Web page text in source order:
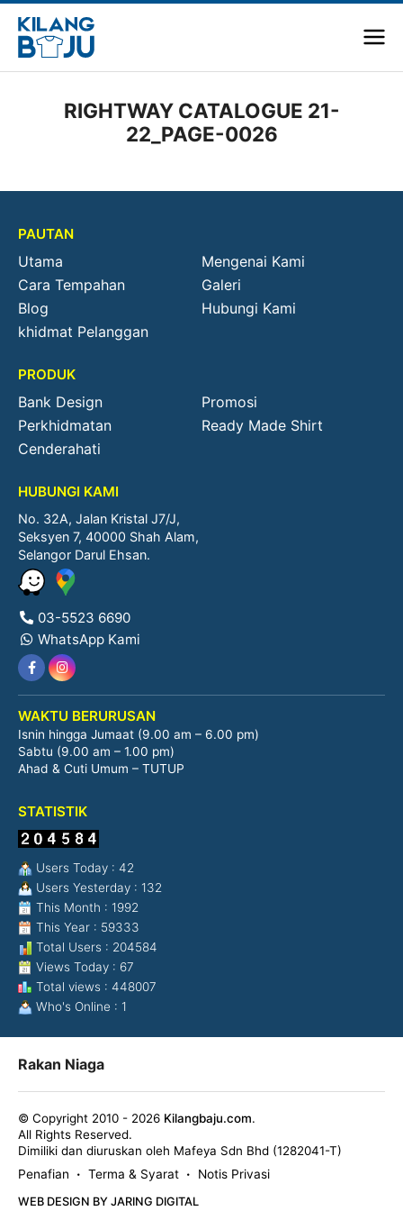
RIGHTWAY CATALOGUE 21-
22_PAGE-0026
PAUTAN
Utama
Mengenai Kami
Cara Tempahan
Galeri
Blog
Hubungi Kami
khidmat Pelanggan
PRODUK
Bank Design
Promosi
Perkhidmatan
Ready Made Shirt
Cenderahati
HUBUNGI KAMI
No. 32A, Jalan Kristal J7/J,
Seksyen 7, 40000 Shah Alam,
Selangor Darul Ehsan.
03-5523 6690
WhatsApp Kami
WAKTU BERURUSAN
Isnin hingga Jumaat (9.00 am – 6.00 pm)
Sabtu (9.00 am – 1.00 pm)
Ahad & Cuti Umum – TUTUP
STATISTIK
Users Today : 42
Users Yesterday : 132
This Month : 1992
This Year : 59333
Total Users : 204584
Views Today : 67
Total views : 448007
Who's Online : 1
Rakan Niaga
© Copyright 2010 - 2026 Kilangbaju.com.
All Rights Reserved.
Dimiliki dan diuruskan oleh Mafeya Sdn Bhd (1282041-T)
Penafian
• Terma & Syarat • Notis Privasi
WEB DESIGN BY JARING DIGITAL